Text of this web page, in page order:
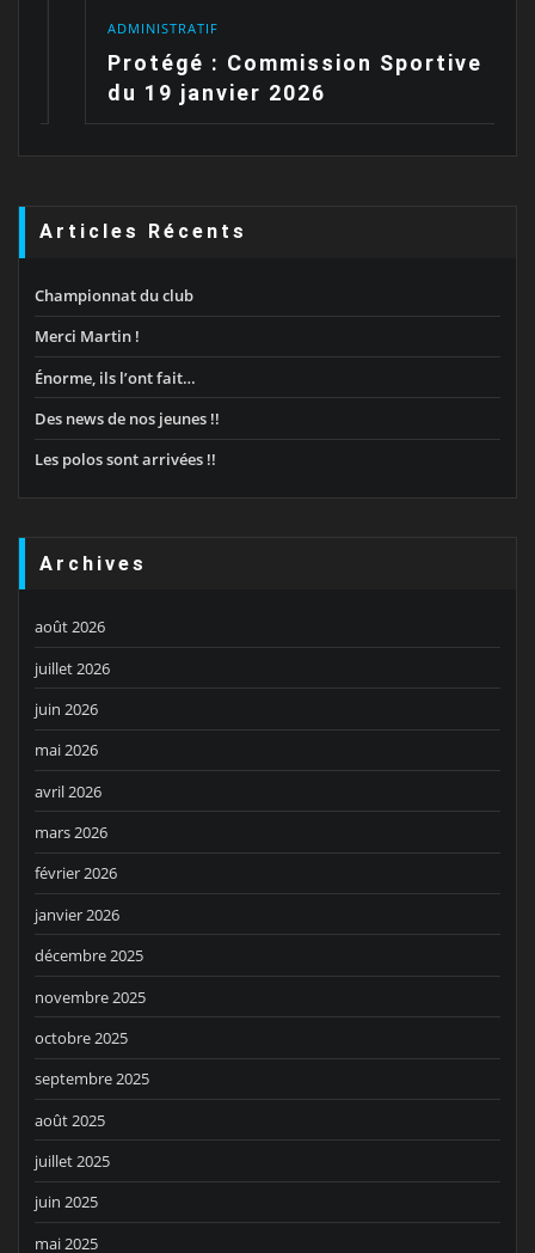
ADMINISTRATIF
Protégé : Commission Sportive
du 19 janvier 2026
Articles Récents
Championnat du club
Merci Martin !
Énorme, ils l’ont fait…
Des news de nos jeunes !!
Les polos sont arrivées !!
Archives
août 2026
juillet 2026
juin 2026
mai 2026
avril 2026
mars 2026
février 2026
janvier 2026
décembre 2025
novembre 2025
octobre 2025
septembre 2025
août 2025
juillet 2025
juin 2025
mai 2025